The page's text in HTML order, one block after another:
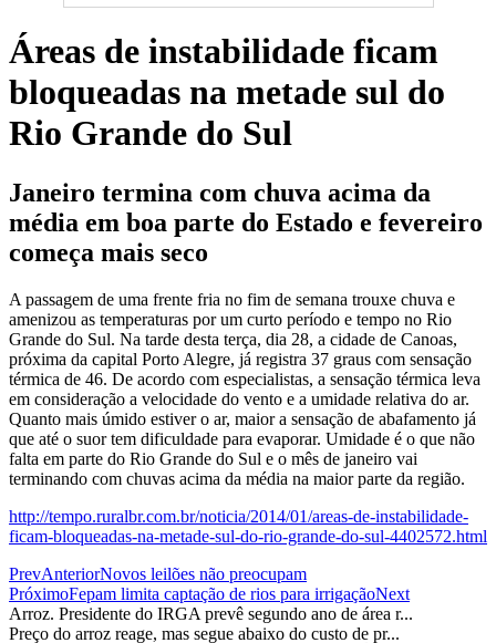
Áreas de instabilidade ficam
bloqueadas na metade sul do
Rio Grande do Sul
Janeiro termina com chuva acima da
média em boa parte do Estado e fevereiro
começa mais seco
A passagem de uma frente fria no fim de semana trouxe chuva e
amenizou as temperaturas por um curto período e tempo no Rio
Grande do Sul. Na tarde desta terça, dia 28, a cidade de Canoas,
próxima da capital Porto Alegre, já registra 37 graus com sensação
térmica de 46. De acordo com especialistas, a sensação térmica leva
em consideração a velocidade do vento e a umidade relativa do ar.
Quanto mais úmido estiver o ar, maior a sensação de abafamento já
que até o suor tem dificuldade para evaporar. Umidade é o que não
falta em parte do Rio Grande do Sul e o mês de janeiro vai
terminando com chuvas acima da média na maior parte da região.
http://tempo.ruralbr.com.br/noticia/2014/01/areas-de-instabilidade-
ficam-bloqueadas-na-metade-sul-do-rio-grande-do-sul-4402572.html
PrevAnteriorNovos leilões não preocupam
PróximoFepam limita captação de rios para irrigaçãoNext
Arroz. Presidente do IRGA prevê segundo ano de área r...
Preço do arroz reage, mas segue abaixo do custo de pr...